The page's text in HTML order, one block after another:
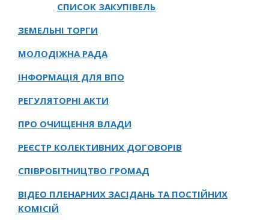
СПИСОК ЗАКУПІВЕЛЬ
ЗЕМЕЛЬНІ ТОРГИ
МОЛОДІЖНА РАДА
ІНФОРМАЦІЯ ДЛЯ ВПО
РЕГУЛЯТОРНІ АКТИ
ПРО ОЧИЩЕННЯ ВЛАДИ
РЕЄСТР КОЛЕКТИВНИХ ДОГОВОРІВ
СПІВРОБІТНИЦТВО ГРОМАД
ВІДЕО ПЛЕНАРНИХ ЗАСІДАНЬ ТА ПОСТІЙНИХ
КОМІСІЙ